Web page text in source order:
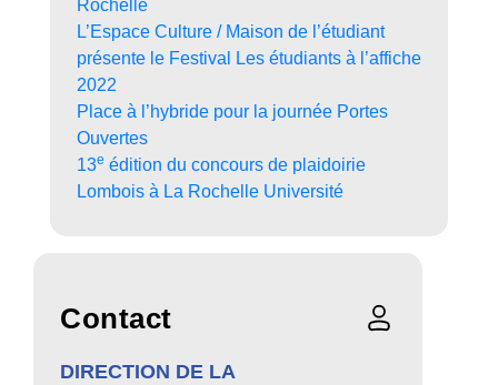
Rochelle
L’Espace Culture / Maison de l’étudiant
présente le Festival Les étudiants à l’affiche
2022
Place à l’hybride pour la journée Portes
Ouvertes
13e édition du concours de plaidoirie
Lombois à La Rochelle Université
Contact
DIRECTION DE LA